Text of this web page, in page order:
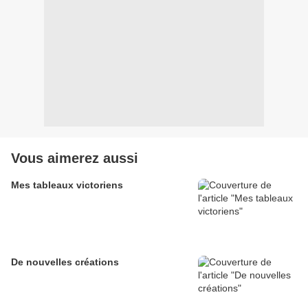
Vous aimerez aussi
Mes tableaux victoriens
De nouvelles créations